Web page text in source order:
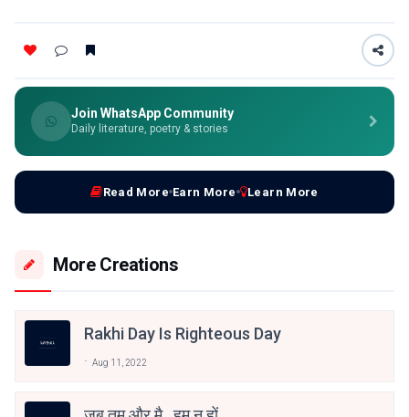
Join WhatsApp Community
Daily literature, poetry & stories
Read More Earn More Learn More
More Creations
Rakhi Day Is Righteous Day
Aug 11, 2022